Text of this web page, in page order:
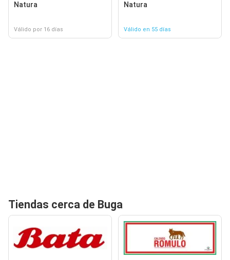
Natura
Válido por 16 días
Natura
Válido en 55 días
Tiendas cerca de Buga